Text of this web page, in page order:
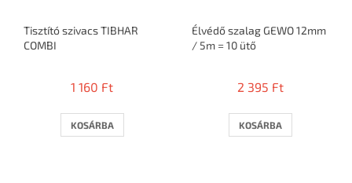
Tisztító szivacs TIBHAR
COMBI
1 160 Ft
KOSÁRBA
Élvédő szalag GEWO 12mm
/ 5m = 10 ütő
2 395 Ft
KOSÁRBA